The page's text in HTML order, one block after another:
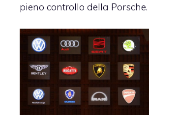
pieno controllo della Porsche.